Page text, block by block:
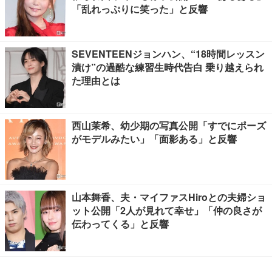
「乱れっぷりに笑った」と反響
SEVENTEENジョンハン、“18時間レッスン
漬け”の過酷な練習生時代告白 乗り越えられ
た理由とは
西山茉希、幼少期の写真公開「すでにポーズ
がモデルみたい」「面影ある」と反響
山本舞香、夫・マイファスHiroとの夫婦ショ
ット公開「2人が見れて幸せ」「仲の良さが
伝わってくる」と反響